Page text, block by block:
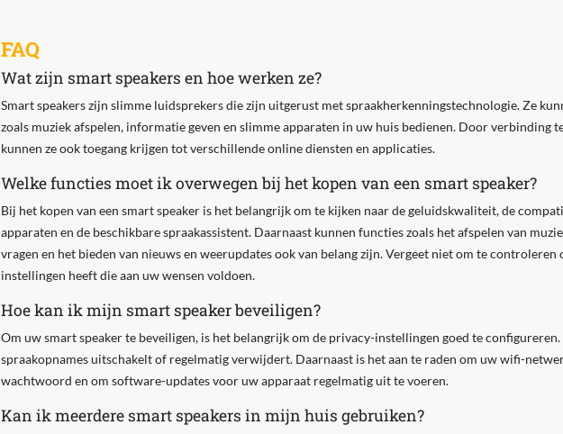
FAQ
Wat zijn smart speakers en hoe werken ze?
Smart speakers zijn slimme luidsprekers die zijn uitgerust met spraakherkenningstechnologie. Ze
zoals muziek afspelen, informatie geven en slimme apparaten in uw huis bedienen. Door verbinding
kunnen ze ook toegang krijgen tot verschillende online diensten en applicaties.
Welke functies moet ik overwegen bij het kopen van een smart speaker?
Bij het kopen van een smart speaker is het belangrijk om te kijken naar de geluidskwaliteit, de
apparaten en de beschikbare spraakassistent. Daarnaast kunnen functies zoals het afspelen van
vragen en het bieden van nieuws en weerupdates ook van belang zijn. Vergeet niet om te controleren
instellingen heeft die aan uw wensen voldoen.
Hoe kan ik mijn smart speaker beveiligen?
Om uw smart speaker te beveiligen, is het belangrijk om de privacy-instellingen goed te
spraakopnames uitschakelt of regelmatig verwijdert. Daarnaast is het aan te raden om uw wifi-
wachtwoord en om software-updates voor uw apparaat regelmatig uit te voeren.
Kan ik meerdere smart speakers in mijn huis gebruiken?